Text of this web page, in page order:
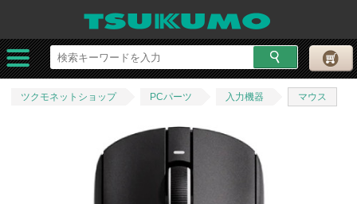
ツクモネットショップ PCパーツ 入力機器 マウス